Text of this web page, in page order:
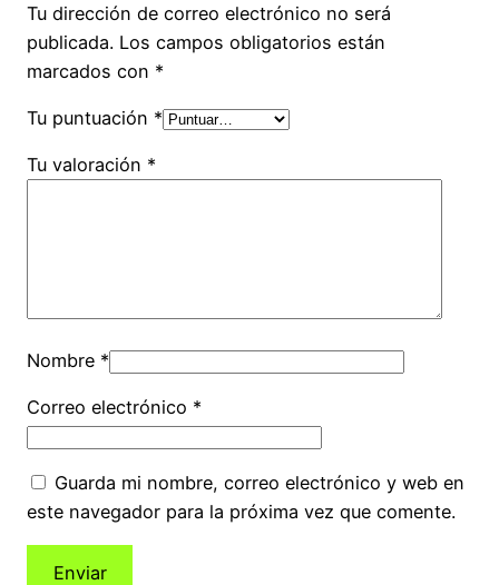
Tu dirección de correo electrónico no será
publicada. Los campos obligatorios están
marcados con *
Tu puntuación *
Tu valoración *
Nombre *
Correo electrónico *
Guarda mi nombre, correo electrónico y web en
este navegador para la próxima vez que comente.